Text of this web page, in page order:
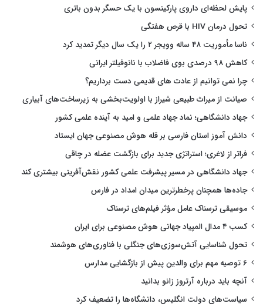
پایش لحظه‌ای داروی پارکینسون با یک حسگر بدون باتری
تحول درمان HIV با قرص هفتگی
ناسا مأموریت ۴۸ ساله وویجر ۲ را یک سال دیگر تمدید کرد
کاهش ۹۸ درصدی بوی فاضلاب با نانوفیلتر ایرانی
چرا نمی توانیم از عادت های قدیمی دست برداریم؟
صیانت از میراث طبیعی شیراز با اولویت‌بخشی به زیرساخت‌های آبیاری
جهاد دانشگاهی؛ نماد جهاد علمی و امید به آینده علمی کشور
دانش آموز استان فارسی بر قله هوش مصنوعی جهان ایستاد
فراتر از لاغری؛ استراتژی جدید برای بازگشت عضله در چاقی
جهاد دانشگاهی در مسیر پیشرفت علمی کشور نقش‌آفرینی بیشتری کند
جاده‌ها همچنان پرخطرترین میدان امداد در فارس
موسیقی ترسناک عامل مؤثر فیلم‌های ترسناک
کسب ۴ مدال المپیاد جهانی هوش مصنوعی برای ایران
تحول شناسایی آتش‌سوزی‌های جنگلی با فناوری‌های هوشمند
۶ توصیه مهم برای والدین پیش از بازگشایی مدارس
آنچه باید درباره آرتروز زانو بدانید
سیاست‌های دولت انگلیس، دانشگاه‌ها را تضعیف کرد